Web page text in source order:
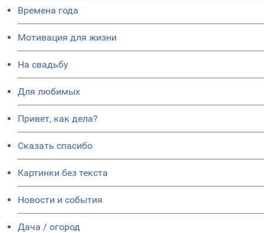
Времена года
Мотивация для жизни
На свадьбу
Для любимых
Привет, как дела?
Сказать спасибо
Картинки без текста
Новости и события
Дача / огород